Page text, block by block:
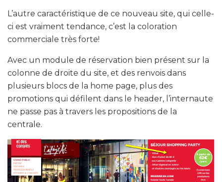
L’autre caractéristique de ce nouveau site, qui celle-
ci est vraiment tendance, c’est la coloration
commerciale très forte!
Avec un module de réservation bien présent sur la
colonne de droite du site, et des renvois dans
plusieurs blocs de la home page, plus des
promotions qui défilent dans le header, l’internaute
ne passe pas à travers les propositions de la
centrale.